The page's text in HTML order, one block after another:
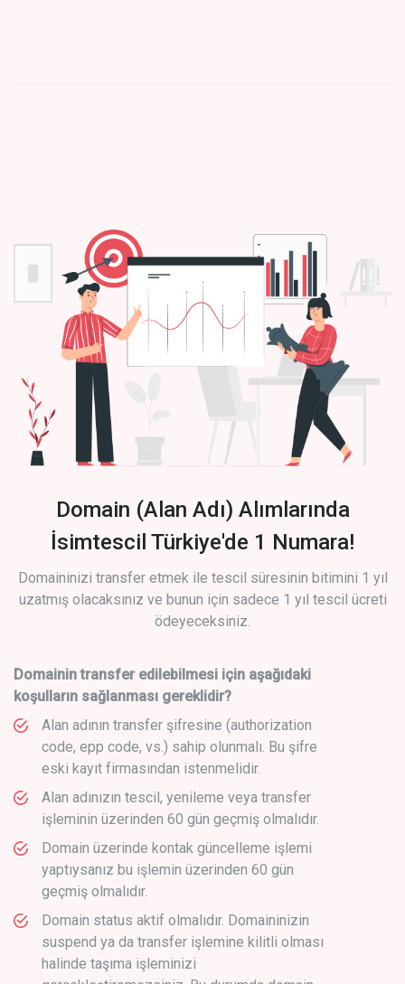
Domain (Alan Adı) Alımlarında
İsimtescil Türkiye'de 1 Numara!
Domaininizi transfer etmek ile tescil süresinin bitimini 1 yıl
uzatmış olacaksınız ve bunun için sadece 1 yıl tescil ücreti
ödeyeceksiniz.
Domainin transfer edilebilmesi için aşağıdaki
koşulların sağlanması gereklidir?
Alan adının transfer şifresine (authorization
code, epp code, vs.) sahip olunmalı. Bu şifre
eski kayıt firmasından istenmelidir.
Alan adınızın tescil, yenileme veya transfer
işleminin üzerinden 60 gün geçmiş olmalıdır.
Domain üzerinde kontak güncelleme işlemi
yaptıysanız bu işlemin üzerinden 60 gün
geçmiş olmalıdır.
Domain status aktif olmalıdır. Domaininizin
suspend ya da transfer işlemine kilitli olması
halinde taşıma işleminizi